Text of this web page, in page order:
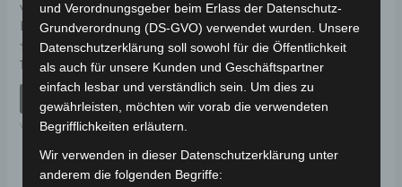
VM4 NEO
BLINKERABDECKUNG
Bewertet
mit
0
109,00€ *
IN DEN WARENKORB
VM4 NEO
VM4 NEO
ARMLEHNENPOLSTER
RECHTS
mit
von
19,00 € *
IN DEN WARENKORB
und Verordnungsgeber beim Erlass der Datenschutz-
Grundverordnung (DS-GVO) verwendet wurden. Unsere
Datenschutzerklärung soll sowohl für die Öffentlichkeit
als auch für unsere Kunden und Geschäftspartner
einfach lesbar und verständlich sein. Um dies zu
gewährleisten, möchten wir vorab die verwendeten
Begrifflichkeiten erläutern.
Wir verwenden in dieser Datenschutzerklärung unter
anderem die folgenden Begriffe: